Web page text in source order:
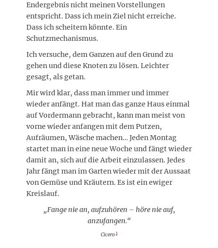
Endergebnis nicht meinen Vorstellungen
entspricht. Dass ich mein Ziel nicht erreiche.
Dass ich scheitern könnte. Ein
Schutzmechanismus.
Ich versuche, dem Ganzen auf den Grund zu
gehen und diese Knoten zu lösen. Leichter
gesagt, als getan.
Mir wird klar, dass man immer und immer
wieder anfängt. Hat man das ganze Haus einmal
auf Vordermann gebracht, kann man meist von
vorne wieder anfangen mit dem Putzen,
Aufräumen, Wäsche machen… Jeden Montag
startet man in eine neue Woche und fängt wieder
damit an, sich auf die Arbeit einzulassen. Jedes
Jahr fängt man im Garten wieder mit der Aussaat
von Gemüse und Kräutern. Es ist ein ewiger
Kreislauf.
„Fange nie an, aufzuhören – höre nie auf,
anzufangen.“
Cicero 1